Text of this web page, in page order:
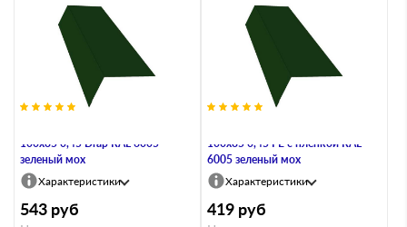
100х85 0,45 Drap RAL 6005
зеленый мох
Характеристики
543 руб
100х85 0,45 PE с пленкой RAL
6005 зеленый мох
Характеристики
419 руб